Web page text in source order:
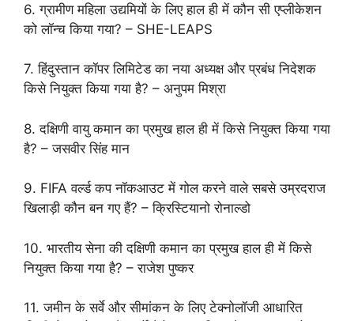
6. ग्रामीण महिला उद्यमियों के लिए हाल ही में कौन सी एप्लीकेशन
को लॉन्च किया गया? – SHE-LEAPS
7. हिंदुस्तान कॉपर लिमिटेड का नया अध्यक्ष और प्रबंध निदेशक
किसे नियुक्त किया गया है? – अनुपम मिश्रा
8. दक्षिणी वायु कमान का प्रमुख हाल ही में किसे नियुक्त किया गया
है? – जसवीर सिंह मान
9. FIFA वर्ल्ड कप नॉकआउट में गोल करने वाले सबसे उम्रदराज
खिलाड़ी कौन बन गए हैं? – क्रिस्टियानो रोनाल्डो
10. भारतीय सेना की दक्षिणी कमान का प्रमुख हाल ही में किसे
नियुक्त किया गया है? – राजेश पुष्कर
11. जमीन के सर्वे और सीमांकन के लिए टेक्नोलॉजी आधारित